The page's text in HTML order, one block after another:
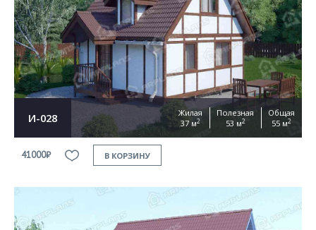
И-028
Жилая
37 м2
Полезная
53 м2
Общая
55 м2
41000₽ В КОРЗИНУ